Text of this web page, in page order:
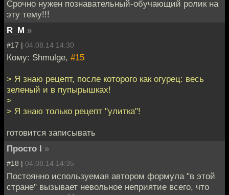
Срочно нужен познавательный-обучающий ролик на
эту тему!!!
R_M »
#17 | 04.08.14 14:30
Кому: Shmulge, #15
> Я знаю рецепт, после которого как огурец: весь
зеленый и в пупырышках!
>
> Я знаю только рецепт "улитка"!
готовится записывать
Просто I »
#18 | 04.08.14 14:35
Постоянно используемая автором формула "в этой
стране" вызывает невольное неприятие всего, что